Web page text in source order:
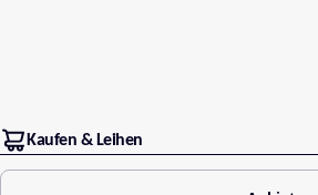
Kaufen & Leihen